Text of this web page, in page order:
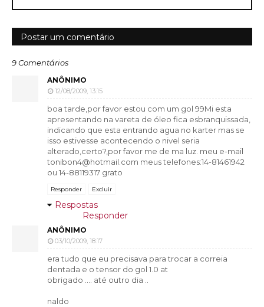
Postar um comentário
9 Comentários
ANÔNIMO
12/08/2009, 13:15
boa tarde,por favor estou com um gol 99Mi esta
apresentando na vareta de óleo fica esbranquissada,
indicando que esta entrando agua no karter mas se
isso estivesse acontecendo o nivel seria
alterado,certo?,por favor me de ma luz. meu e-mail
tonibon4@hotmail.com meus telefones:14-81461942
ou 14-88119317 grato
Responder Excluir
Respostas
Responder
ANÔNIMO
03/10/2009, 18:17
era tudo que eu precisava para trocar a correia
dentada e o tensor do gol 1.0 at
obrigado .... até outro dia ..
naldo